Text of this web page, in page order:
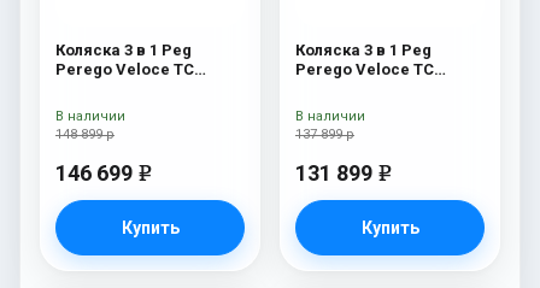
Коляска 3 в 1 Peg
Perego Veloce TC
Amour New
148 899 р
146 699 e
Купить
В наличии
Коляска 3 в 1 Peg
Perego Veloce TC
Shine
137 899 р
131 899 e
Купить
В наличии